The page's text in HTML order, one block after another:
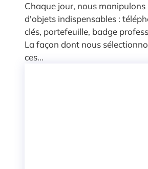
Chaque jour, nous
d'objets indispensables :
clés, portefeuille, badge
La façon dont nous
ces...